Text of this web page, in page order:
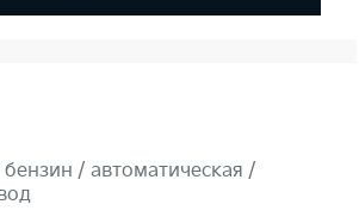
бензин / автоматическая /